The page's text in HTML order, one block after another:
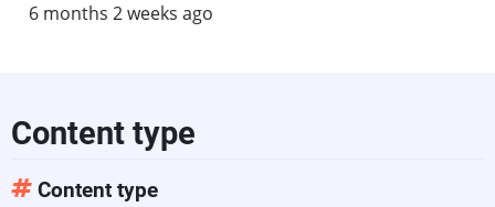
6 months 2 weeks ago
Content type
Content type